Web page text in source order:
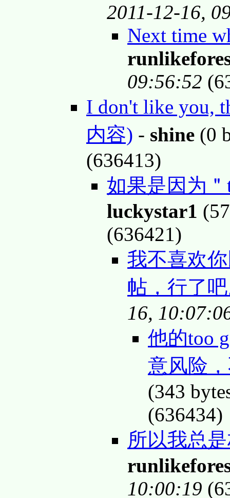
2011-12-16,
Next time
09:56:52
I don't like you,
内容) - shine (0
(636413)
如果是因为
luckystar1
(636421)
我不喜欢
帖，行了
16,
他的too
意风险
(343
(636434)
所以我总
10:00:19